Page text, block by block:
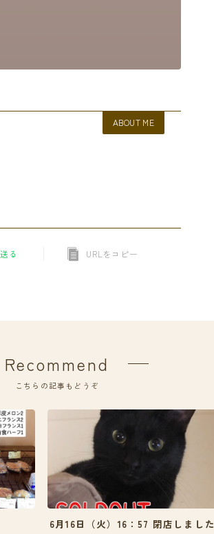
ABOUT ME
る URLをコピー
Recommend
こちらの記事もどうぞ
6月16日（火）16：57 閉店しました